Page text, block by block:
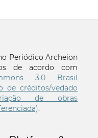
Periódico Archeion
de acordo com
3.0 Brasil
de créditos/vedado
de obras
.